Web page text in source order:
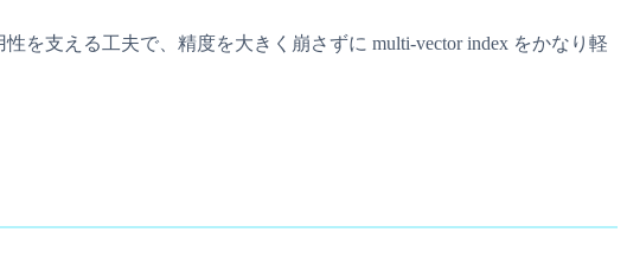
を支える工夫で、精度を大きく崩さずに multi-vector index をかなり軽